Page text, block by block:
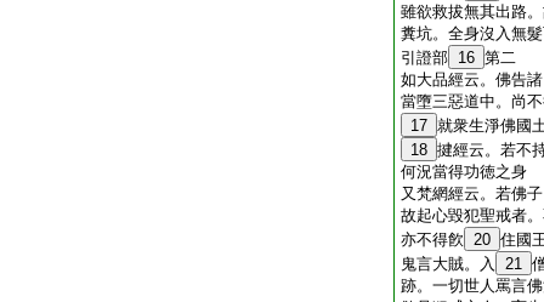
雖欲救拔無其出路
糞坑。全身沒入無
引證部 16 第二
如大品經云。佛告
當墮三惡道中。尚
17 就衆生淨佛國
18 揵經云。若不
何況當得功徳之身
又梵網經云。若佛
故起心毀犯聖戒者
亦不得飮 20 住國
鬼言大賊。入
21
跡。一切世人罵言